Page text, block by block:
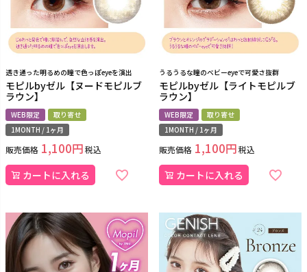
透き通った明るめの瞳で色っぽeyeを演出
モピルbyゼル【ヌードモピルブ
ラウン】
WEB限定
取り寄せ
1MONTH / 1ヶ月
販売価格 1,100 税込
カートに入れる
うるうるな瞳のベビーeyeで可愛さ抜群
モピルbyゼル【ライトモピルブ
ラウン】
WEB限定
取り寄せ
1MONTH / 1ヶ月
販売価格 1,100 税込
カートに入れる